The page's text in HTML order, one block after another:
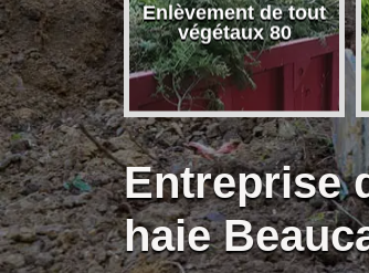
élagage
Enlèvement de tout
végétaux 80
Entreprise
haie